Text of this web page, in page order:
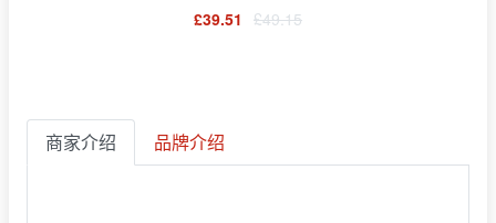
£39.51 £49.15
商家介绍 品牌介绍